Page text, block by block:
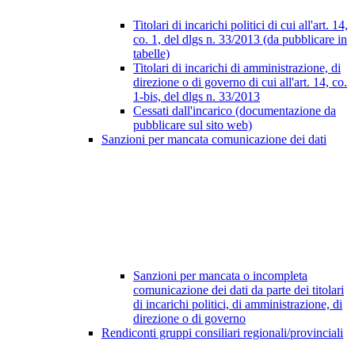
Titolari di incarichi politici di cui all'art. 14,
co. 1, del dlgs n. 33/2013 (da pubblicare in
tabelle)
Titolari di incarichi di amministrazione, di
direzione o di governo di cui all'art. 14, co.
1-bis, del dlgs n. 33/2013
Cessati dall'incarico (documentazione da
pubblicare sul sito web)
Sanzioni per mancata comunicazione dei dati
Sanzioni per mancata o incompleta
comunicazione dei dati da parte dei titolari
di incarichi politici, di amministrazione, di
direzione o di governo
Rendiconti gruppi consiliari regionali/provinciali